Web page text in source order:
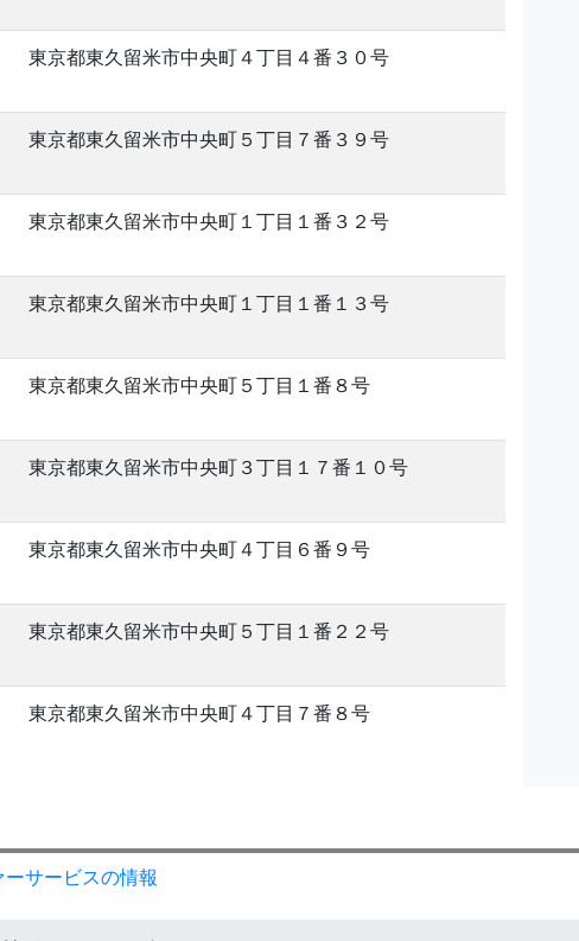
東京都東久留米市中央町４丁目４番３０号
東京都東久留米市中央町５丁目７番３９号
東京都東久留米市中央町１丁目１番３２号
東京都東久留米市中央町１丁目１番１３号
東京都東久留米市中央町５丁目１番８号
東京都東久留米市中央町３丁目１７番１０号
東京都東久留米市中央町４丁目６番９号
東京都東久留米市中央町５丁目１番２２号
東京都東久留米市中央町４丁目７番８号
サービスの情報